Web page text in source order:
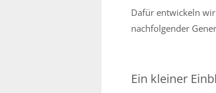
Dafür entwickeln
nachfolgender
Ein kleiner